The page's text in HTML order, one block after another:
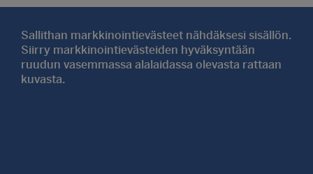
Sallithan markkinointievästeet nähdäksesi sisällön.
Siirry markkinointievästeiden hyväksyntään
ruudun vasemmassa alalaidassa olevasta rattaan
kuvasta.